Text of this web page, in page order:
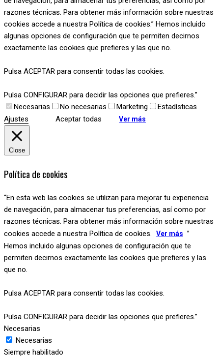
razones técnicas. Para obtener más información sobre nuestras
cookies accede a nuestra Política de cookies.” Hemos incluido
algunas opciones de configuración que te permiten decirnos
exactamente las cookies que prefieres y las que no.
Pulsa ACEPTAR para consentir todas las cookies.
Pulsa CONFIGURAR para decidir las opciones que prefieres.”
Necesarias
No necesarias Marketing
Estadísticas
Ajustes
Aceptar todas Ver más
Close
Política de cookies
“En esta web las cookies se utilizan para mejorar tu experiencia
de navegación, para almacenar tus preferencias, así como por
razones técnicas. Para obtener más información sobre nuestras
cookies accede a nuestra Política de cookies.
Ver más ”
Hemos incluido algunas opciones de configuración que te
permiten decirnos exactamente las cookies que prefieres y las
que no.
Pulsa ACEPTAR para consentir todas las cookies.
Pulsa CONFIGURAR para decidir las opciones que prefieres.”
Necesarias
Necesarias
Siempre habilitado